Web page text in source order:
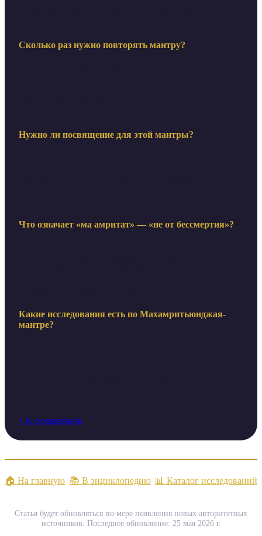
Сколько раз нужно повторять мантру?
Нужно ли посвящение для этой мантры?
Что означает «ма амритат» — «не от бессмертия»?
Какие исследования есть по Махамритьюнджая-
мантре?
↑ К оглавлению
🏠 На главную 📚 В энциклопедию 📊 Каталог исследований
Статья будет обновляться по мере появления новых авторитетных
источников. Последнее обновление: 25 мая 2026 г.